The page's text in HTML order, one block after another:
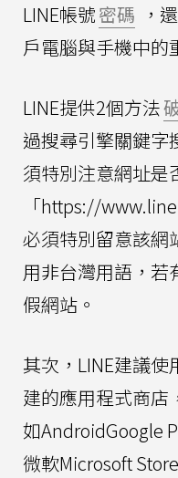
LINE帳號密碼 ，
戶電腦與手機中的
LINE提供2個方法
過搜尋引擎關鍵字
須特別注意網址是
「https://
必須特別留意該網
用非台灣用語，若
假網站。
其次，LINE建議
建的應用程式商店
如AndroidGoogle
微軟Microsoft